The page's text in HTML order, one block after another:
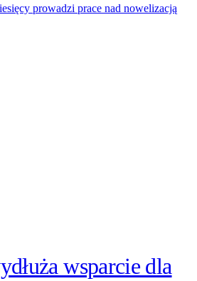
prowadzi prace nad nowelizacją
wsparcie dla